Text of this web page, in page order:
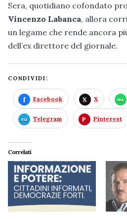
Sera, quotidiano cofondato
Vincenzo Labanca, allora
un legame che rende ancora
dell’ex direttore del giornale.
CONDIVIDI:
Facebook X
Telegram Pinterest
Correlati